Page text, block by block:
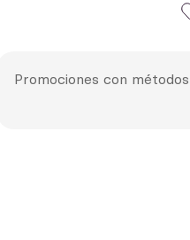
Promociones con